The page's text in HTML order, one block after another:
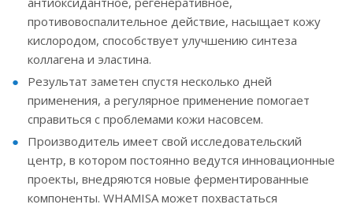
противовоспалительное действие, насыщает кожу
кислородом, способствует улучшению синтеза
коллагена и эластина.
Результат заметен спустя несколько дней
применения, а регулярное применение помогает
справиться с проблемами кожи насовсем.
Производитель имеет свой исследовательский
центр, в котором постоянно ведутся инновационные
проекты, внедряются новые ферментированные
компоненты. WHAMISA может похвастаться